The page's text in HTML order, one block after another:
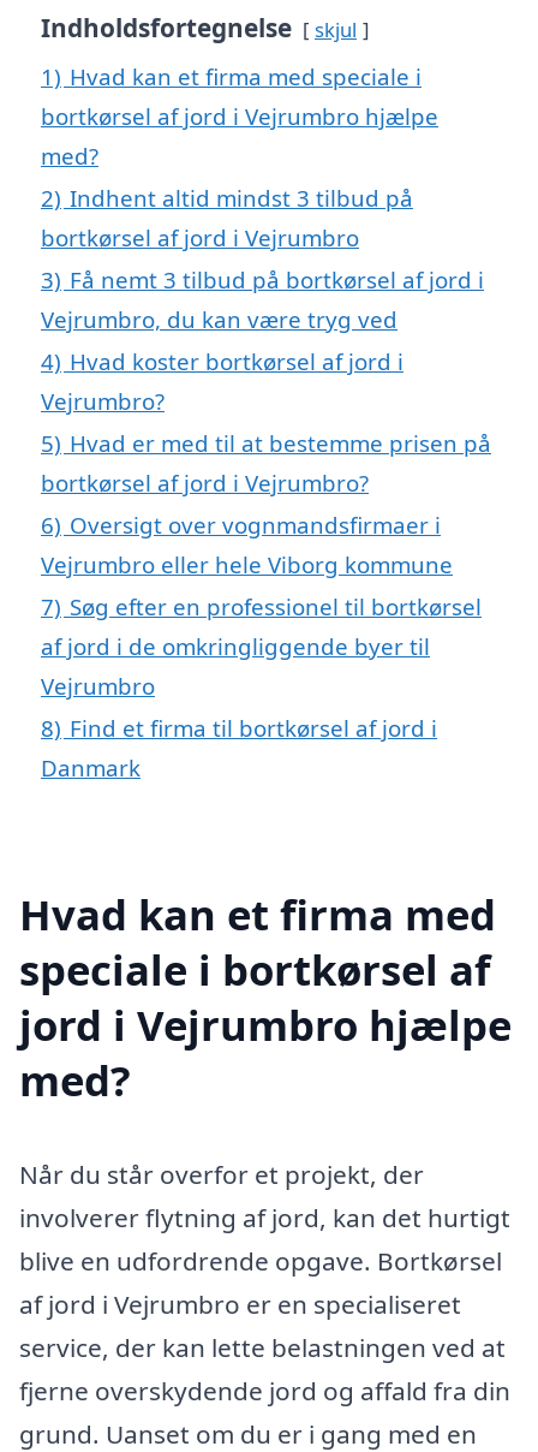
Indholdsfortegnelse skjul
1) Hvad kan et firma med speciale i
bortkørsel af jord i Vejrumbro hjælpe
med?
2) Indhent altid mindst 3 tilbud på
bortkørsel af jord i Vejrumbro
3) Få nemt 3 tilbud på bortkørsel af jord i
Vejrumbro, du kan være tryg ved
4) Hvad koster bortkørsel af jord i
Vejrumbro?
5) Hvad er med til at bestemme prisen på
bortkørsel af jord i Vejrumbro?
6) Oversigt over vognmandsfirmaer i
Vejrumbro eller hele Viborg kommune
7) Søg efter en professionel til bortkørsel
af jord i de omkringliggende byer til
Vejrumbro
8) Find et firma til bortkørsel af jord i
Danmark
Hvad kan et firma med
speciale i bortkørsel af
jord i Vejrumbro hjælpe
med?
Når du står overfor et projekt, der
involverer flytning af jord, kan det hurtigt
blive en udfordrende opgave. Bortkørsel
af jord i Vejrumbro er en specialiseret
service, der kan lette belastningen ved at
fjerne overskydende jord og affald fra din
grund. Uanset om du er i gang med en